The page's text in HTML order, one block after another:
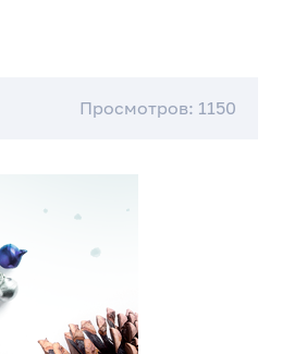
Просмотров: 1150